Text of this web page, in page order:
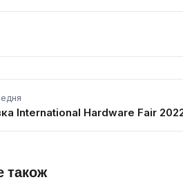
International Hardware Fair
також